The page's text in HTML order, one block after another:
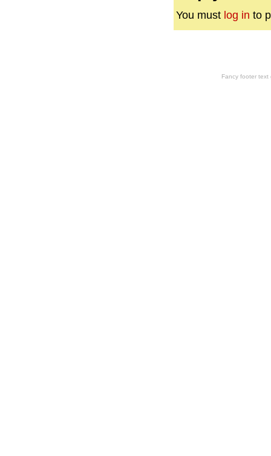
You must log in to
Fancy footer